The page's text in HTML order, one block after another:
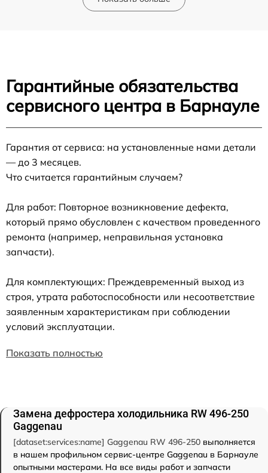
Гарантийные обязательства
сервисного центра в Барнауле
Гарантия от сервиса: на установленные нами детали
— до 3 месяцев.
Что считается гарантийным случаем?
Для работ: Повторное возникновение дефекта,
который прямо обусловлен с качеством проведенного
ремонта (например, неправильная установка
запчасти).
Для комплектующих: Преждевременный выход из
строя, утрата работоспособности или несоответствие
заявленным характеристикам при соблюдении
условий эксплуатации.
Показать полностью
Замена дефростера холодильника RW 496-250
Gaggenau
[dataset:services:name] Gaggenau RW 496-250 выполняется
в нашем профильном сервис-центре Gaggenau в Барнауле
опытными мастерами. На все виды работ и запчасти